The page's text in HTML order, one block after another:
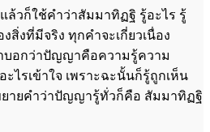
ล้วก็ใช้คำว่าสัมมาทิฏฐิ รู้อะไร รู้
สิ่งที่มีจริง ทุกคำจะเกี่ยวเนื่อง
บอกว่าปัญญาคือความรู้ความ
ไรเข้าใจ เพราะฉะนั้นก็รู้ถูกเห็น
ยายคำว่าปัญญารู้ทั่วก็คือ สัมมาทิฏฐิ